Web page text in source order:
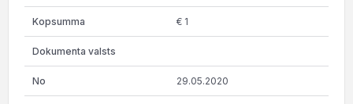
€ 1
29.05.2020